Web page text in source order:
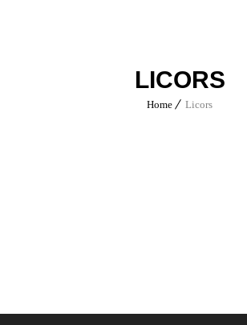
LICORS
Home Licors